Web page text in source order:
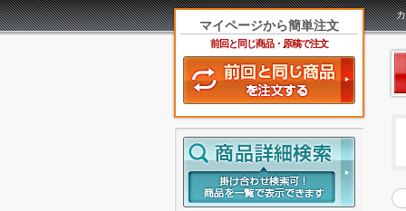
マイページから簡単注文
前回と同じ商品・原稿で注文